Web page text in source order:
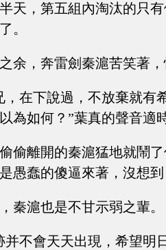
天，第五組內淘汰的只
。
余，奔雷劍秦滬苦笑著
，在下說過，不放棄就有
為如何？”葉真的聲音適
偷離開的秦滬猛地就鬧
愚蠢的傻逼來著，沒想
秦滬也是不甘示弱之輩。
并不會天天出現，希望明